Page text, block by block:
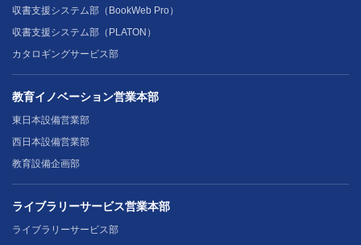
収書支援システム部（BookWeb Pro）
収書支援システム部（PLATON）
カタロギングサービス部
教育イノベーション営業本部
東日本設備営業部
西日本設備営業部
教育設備企画部
ライブラリーサービス営業本部
ライブラリーサービス部